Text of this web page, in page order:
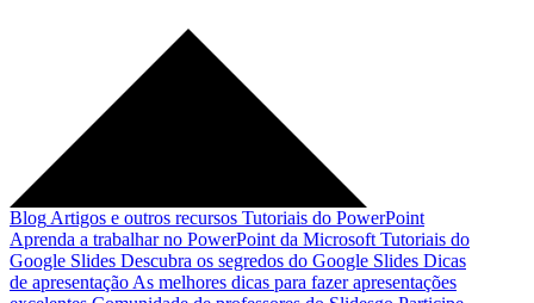
Blog Artigos e outros recursos Tutoriais do PowerPoint
Aprenda a trabalhar no PowerPoint da Microsoft Tutoriais do
Google Slides Descubra os segredos do Google Slides Dicas
de apresentação As melhores dicas para fazer apresentações